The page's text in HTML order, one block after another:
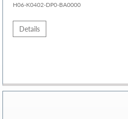
H06-K0402-DP0-BA0000
Details